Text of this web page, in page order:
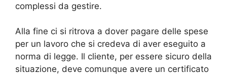
complessi da gestire.
Alla fine ci si ritrova a dover pagare delle spese
per un lavoro che si credeva di aver eseguito a
norma di legge. Il cliente, per essere sicuro della
situazione, deve comunque avere un certificato